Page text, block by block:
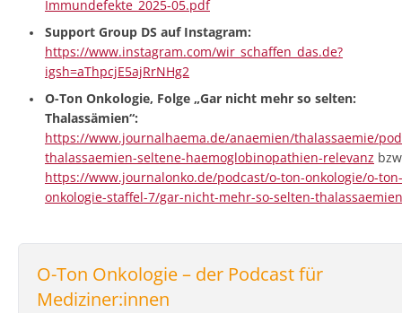
Immundefekte_2025-05.pdf
Support Group DS auf Instagram:
https://www.instagram.com/wir_schaffen_das.de?
igsh=aThpcjE5ajRrNHg2
O-Ton Onkologie, Folge „Gar nicht mehr so selten:
Thalassämien“:
https://www.journalhaema.de/anaemien/thalassaemie/
thalassaemien-seltene-haemoglobinopathien-relevanz
https://www.journalonko.de/podcast/o-ton-onkologie/o-ton-
onkologie-staffel-7/gar-nicht-mehr-so-selten-thalassaemien
O-Ton Onkologie – der Podcast für
Mediziner:innen